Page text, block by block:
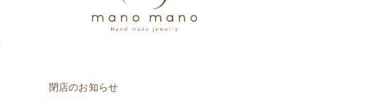
閉店のお知らせ